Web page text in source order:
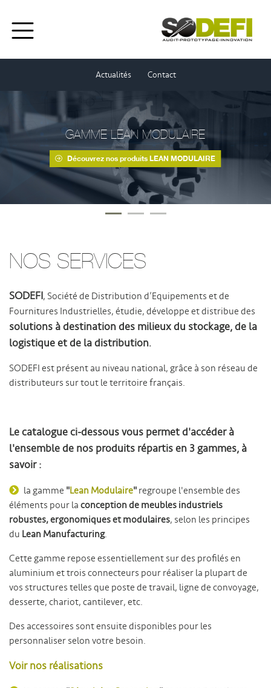
Actualités Contact
GAMME LEAN MODULAIRE
Découvrez nos produits LEAN MODULAIRE
NOS SERVICES
SODEFI, Société de Distribution d’Equipements et de
Fournitures Industrielles, étudie, développe et distribue des
solutions à destination des milieux du stockage, de la
logistique et de la distribution.
SODEFI est présent au niveau national, grâce à son réseau de
distributeurs sur tout le territoire français.
Le catalogue ci-dessous vous permet d'accéder à
l'ensemble de nos produits répartis en 3 gammes, à
savoir :
la gamme "Lean Modulaire" regroupe l'ensemble des
éléments pour la conception de meubles industriels
robustes, ergonomiques et modulaires, selon les principes
du Lean Manufacturing.
Cette gamme repose essentiellement sur des profilés en
aluminium et trois connecteurs pour réaliser la plupart de
vos structures telles que poste de travail, ligne de convoyage,
desserte, chariot, cantilever, etc.
Des accessoires sont ensuite disponibles pour les
personnaliser selon votre besoin.
Voir nos réalisations